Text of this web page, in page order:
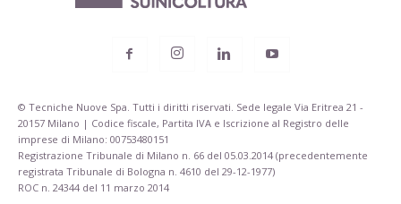
© Tecniche Nuove Spa. Tutti i diritti riservati. Sede legale Via Eritrea 21 -
20157 Milano | Codice fiscale, Partita IVA e Iscrizione al Registro delle
imprese di Milano: 00753480151
Registrazione Tribunale di Milano n. 66 del 05.03.2014 (precedentemente
registrata Tribunale di Bologna n. 4610 del 29-12-1977)
ROC n. 24344 del 11 marzo 2014